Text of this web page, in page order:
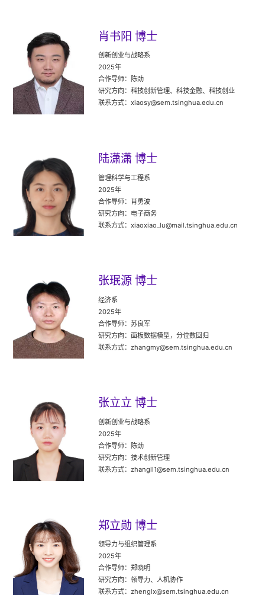
肖书阳 博士
创新创业与战略系
2025年
合作导师：陈劲
研究方向：科技创新管理、科技金融、科技创业
联系方式：xiaosy@sem.tsinghua.edu.cn
陆潇潇 博士
管理科学与工程系
2025年
合作导师：肖勇波
研究方向：电子商务
联系方式：xiaoxiao_lu@mail.tsinghua.edu.cn
张珉源 博士
经济系
2025年
合作导师：苏良军
研究方向：面板数据模型，分位数回归
联系方式：zhangmy@sem.tsinghua.edu.cn
张立立 博士
创新创业与战略系
2025年
合作导师：陈劲
研究方向：技术创新管理
联系方式：zhangll1@sem.tsinghua.edu.cn
郑立勋 博士
领导力与组织管理系
2025年
合作导师：郑晓明
研究方向：领导力、人机协作
联系方式：zhenglx@sem.tsinghua.edu.cn